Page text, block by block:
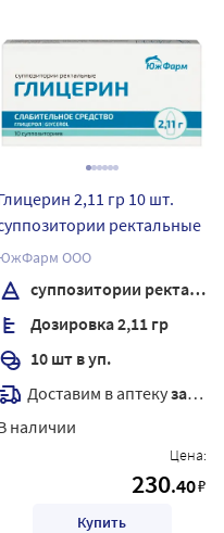
2,11 гр 10 шт.
ректальные
ООО
суппозитории ректальные
Дозировка 2,11 гр
10 шт в уп.
Доставим в аптекузавтра
наличии
Цена:
230.40₽
Купить